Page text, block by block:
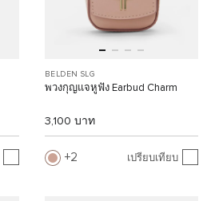
BELDEN SLG
พวงกุญแจหูฟัง Earbud Charm
3,100 บาท
2 เปรียบเทียบ